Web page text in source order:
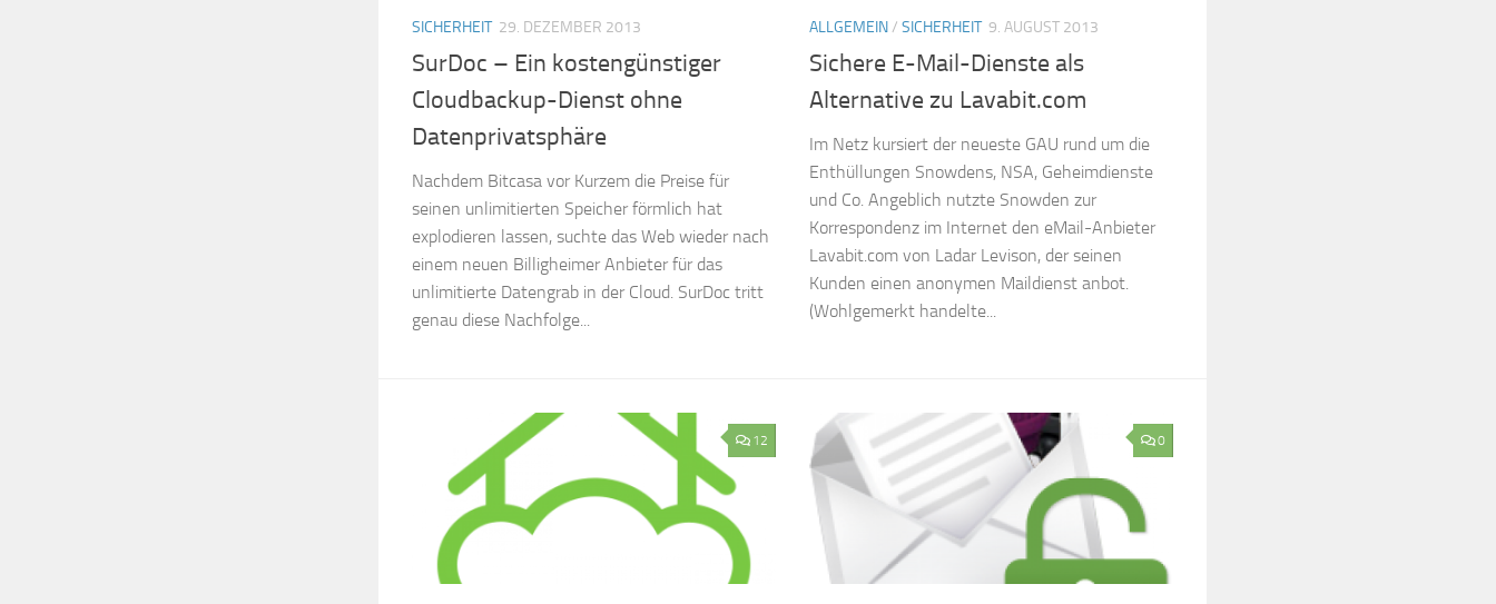
SICHERHEIT 29. DEZEMBER 2013
SurDoc – Ein kostengünstiger
Cloudbackup-Dienst ohne
Datenprivatsphäre
Nachdem Bitcasa vor Kurzem die Preise für
seinen unlimitierten Speicher förmlich hat
explodieren lassen, suchte das Web wieder nach
einem neuen Billigheimer Anbieter für das
unlimitierte Datengrab in der Cloud. SurDoc tritt
genau diese Nachfolge...
ALLGEMEIN/ SICHERHEIT 9. AUGUST 2013
Sichere E-Mail-Dienste als
Alternative zu Lavabit.com
Im Netz kursiert der neueste GAU rund um die
Enthüllungen Snowdens, NSA, Geheimdienste
und Co. Angeblich nutzte Snowden zur
Korrespondenz im Internet den eMail-Anbieter
Lavabit.com von Ladar Levison, der seinen
Kunden einen anonymen Maildienst anbot.
(Wohlgemerkt handelte...
12 0